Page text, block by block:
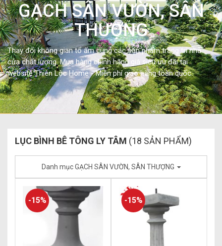
GẠCH SÂN VƯỜN, SÂN
THƯỢNG
Thay đổi không gian tổ ấm cùng các sản phẩm trang trí nhà
cửa chất lượng. Mua hàng chính hãng giá siêu ưu đãi tại
website Thiên Lộc Home - Miễn phí giao hàng toàn quốc.
LỤC BÌNH BÊ TÔNG LY TÂM (18 SẢN PHẨM)
Danh mục GẠCH SÂN VƯỜN, SÂN THƯỢNG
-15% -15%